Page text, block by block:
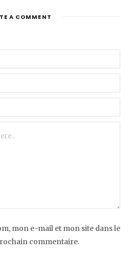
A COMMENT
mon e-mail et mon site dans le
commentaire.